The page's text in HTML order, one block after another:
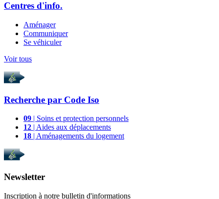
Centres d'info.
Aménager
Communiquer
Se véhiculer
Voir tous
Recherche par Code Iso
09 | Soins et protection personnels
12 | Aides aux déplacements
18 | Aménagements du logement
Newsletter
Inscription à notre bulletin d'informations